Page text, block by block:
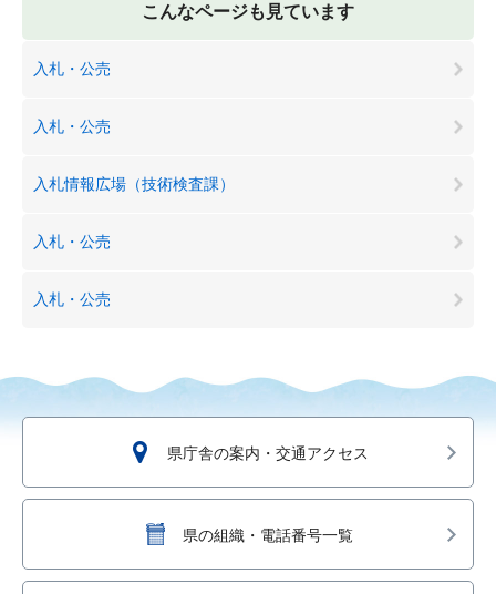
こんなページも見ています
入札・公売
入札・公売
入札情報広場（技術検査課）
入札・公売
入札・公売
県庁舎の案内・交通アクセス
県の組織・電話番号一覧